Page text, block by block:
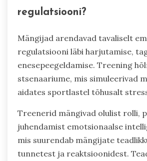
regulatsiooni?
Mängijad arendavad tavaliselt
regulatsiooni läbi harjutamise,
enesepeegeldamise. Treening
stsenaariume, mis simuleerivad
aidates sportlastel tõhusalt
Treenerid mängivad olulist rolli,
juhendamist emotsionaalse
mis suurendab mängijate
tunnetest ja reaktsioonidest.